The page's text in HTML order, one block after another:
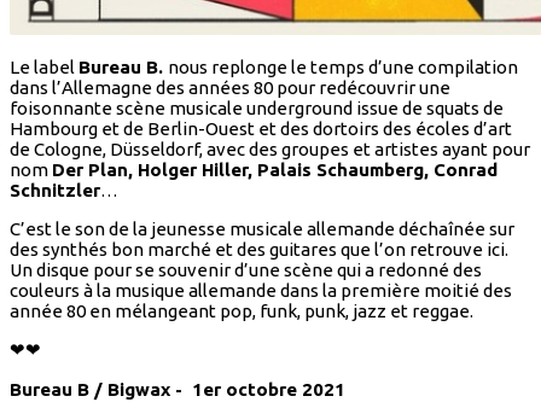
Le label Bureau B. nous replonge le temps d’une compilation
dans l’Allemagne des années 80 pour redécouvrir une
foisonnante scène musicale underground issue de squats de
Hambourg et de Berlin-Ouest et des dortoirs des écoles d’art
de Cologne, Düsseldorf, avec des groupes et artistes ayant pour
nom Der Plan, Holger Hiller, Palais Schaumberg, Conrad
Schnitzler…
C’est le son de la jeunesse musicale allemande déchaînée sur
des synthés bon marché et des guitares que l’on retrouve ici.
Un disque pour se souvenir d’une scène qui a redonné des
couleurs à la musique allemande dans la première moitié des
année 80 en mélangeant pop, funk, punk, jazz et reggae.
❤❤
Bureau B / Bigwax - 1er octobre 2021